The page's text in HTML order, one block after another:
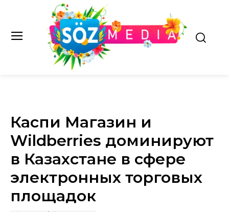
Каспи Магазин и
Wildberries доминируют
в Казахстане в сфере
электронных торговых
площадок